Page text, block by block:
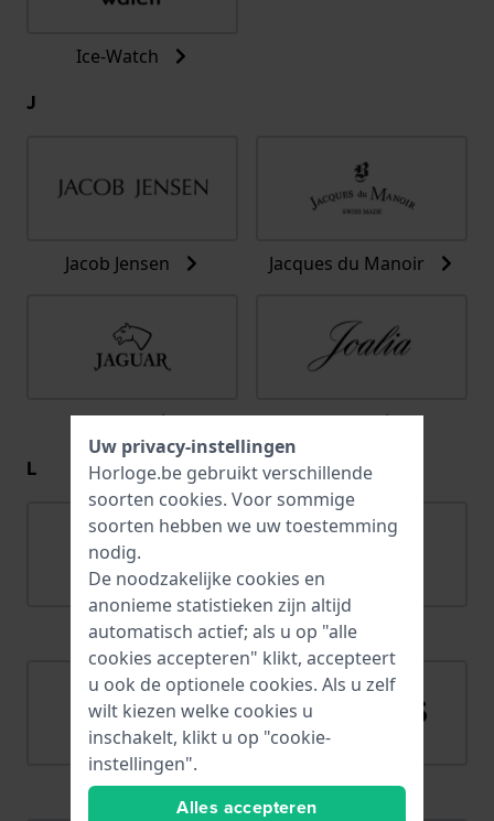
Ice-Watch
J
Jacob Jensen Jacques du Manoir
Jaguar Joalia
L
Lacoste Ligure
LIP Lorus
Uw privacy-instellingen
Horloge.be gebruikt verschillende
soorten cookies. Voor sommige
soorten hebben we uw toestemming
nodig.
De noodzakelijke cookies en
anonieme statistieken zijn altijd
automatisch actief; als u op "alle
cookies accepteren" klikt, accepteert
u ook de optionele cookies. Als u zelf
wilt kiezen welke cookies u
inschakelt, klikt u op "cookie-
instellingen".
Alles accepteren